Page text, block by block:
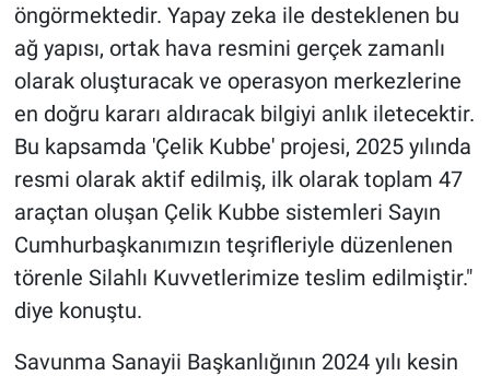
öngörmektedir. Yapay zeka ile desteklenen bu
ağ yapısı, ortak hava resmini gerçek zamanlı
olarak oluşturacak ve operasyon merkezlerine
en doğru kararı aldıracak bilgiyi anlık iletecektir.
Bu kapsamda 'Çelik Kubbe' projesi, 2025 yılında
resmi olarak aktif edilmiş, ilk olarak toplam 47
araçtan oluşan Çelik Kubbe sistemleri Sayın
Cumhurbaşkanımızın teşrifleriyle düzenlenen
törenle Silahlı Kuvvetlerimize teslim edilmiştir."
diye konuştu.
Savunma Sanayii Başkanlığının 2024 yılı kesin